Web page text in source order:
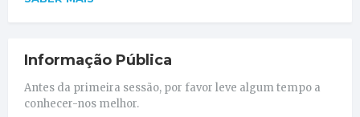
Informação Pública
Antes da primeira sessão, por favor leve algum tempo a
conhecer-nos melhor.